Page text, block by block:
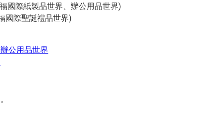
國際紙製品世界、辦公用品世界)
國際聖誕禮品世界)
公用品世界